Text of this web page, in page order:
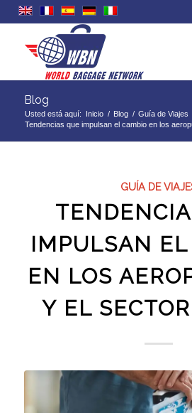
Blog
Usted está aquí: Inicio / Blog / Guía de Viajes
Tendencias que impulsan el cambio en los
GUÍA DE
IMPULSAN
EN LOS
Y EL